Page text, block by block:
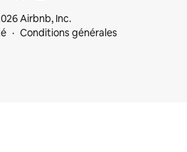
Airbnb, Inc.
Conditions générales